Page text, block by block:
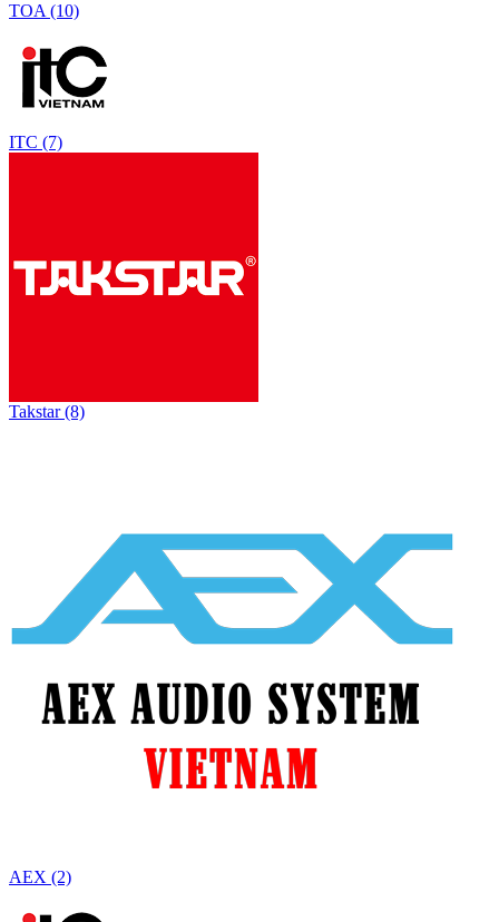
TOA (10)
ITC (7)
Takstar (8)
AEX (2)